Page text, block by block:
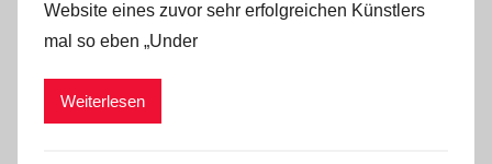
Website eines zuvor sehr erfolgreichen Künstlers
mal so eben „Under
Weiterlesen